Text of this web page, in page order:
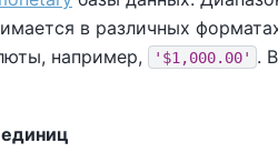
в различных
например,
'$1,000.00' .